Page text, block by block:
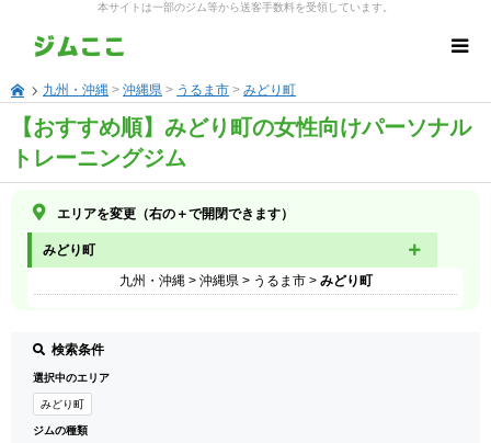
本サイトは一部のジム等から送客手数料を受領しています。
九州・沖縄 >沖縄県 > うるま市 >みどり町
【おすすめ順】みどり町の女性向けパーソナル
トレーニングジム
エリアを変更（右の＋で開閉できます）
みどり町
九州・沖縄> 沖縄県> うるま市> みどり町
検索条件
選択中のエリア
みどり町
ジムの種類